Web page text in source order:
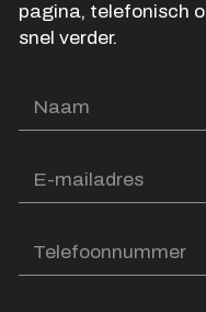
pagina, telefonisch
snel verder.